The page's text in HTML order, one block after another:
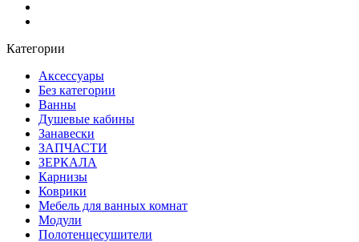
Категории
Аксессуары
Без категории
Ванны
Душевые кабины
Занавески
ЗАПЧАСТИ
ЗЕРКАЛА
Карнизы
Коврики
Мебель для ванных комнат
Модули
Полотенцесушители